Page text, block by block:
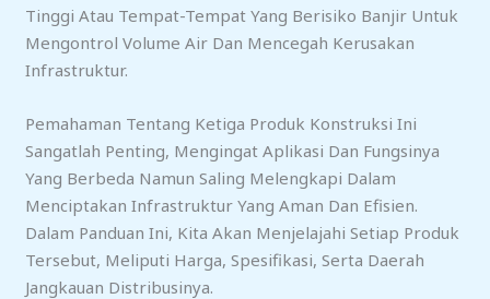
Tinggi Atau Tempat-Tempat Yang Berisiko Banjir Untuk
Mengontrol Volume Air Dan Mencegah Kerusakan
Infrastruktur.
Pemahaman Tentang Ketiga Produk Konstruksi Ini
Sangatlah Penting, Mengingat Aplikasi Dan Fungsinya
Yang Berbeda Namun Saling Melengkapi Dalam
Menciptakan Infrastruktur Yang Aman Dan Efisien.
Dalam Panduan Ini, Kita Akan Menjelajahi Setiap Produk
Tersebut, Meliputi Harga, Spesifikasi, Serta Daerah
Jangkauan Distribusinya.